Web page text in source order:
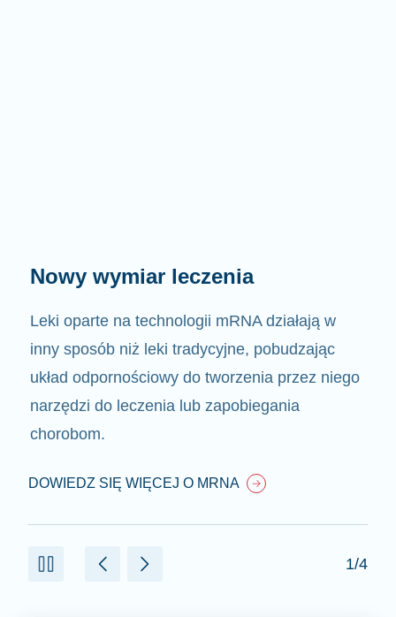
Nowy wymiar leczenia
Leki oparte na technologii mRNA działają w
inny sposób niż leki tradycyjne, pobudzając
układ odpornościowy do tworzenia przez niego
narzędzi do leczenia lub zapobiegania
chorobom.
DOWIEDZ SIĘ WIĘCEJ O MRNA
1/4